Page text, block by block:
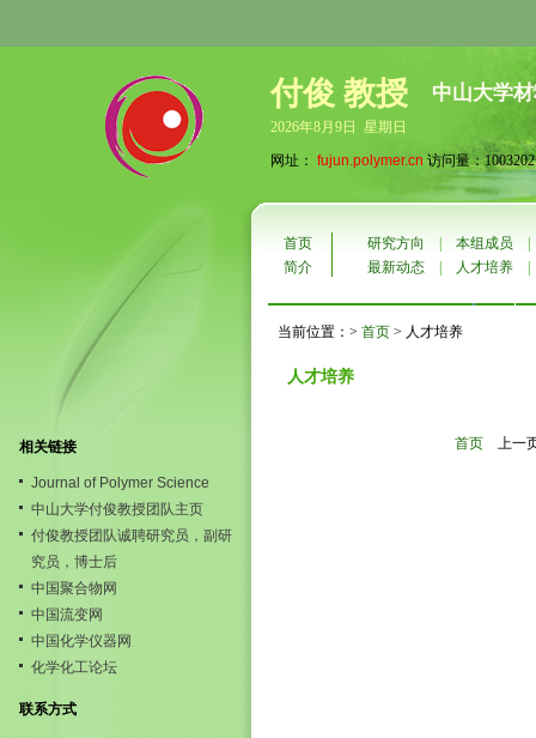
付俊 教授 中山大学
2026年8月9日 星期日
网址： fujun.polymer.cn 访问量：1003202
相关链接
Journal of Polymer Science
中山大学付俊教授团队主页
付俊教授团队诚聘研究员，副研
究员，博士后
中国聚合物网
中国流变网
中国化学仪器网
化学化工论坛
联系方式
首页 研究方向 本组成员
简介
最新动态 人才培养
当前位置：> 首页 > 人才培养
人才培养
首页 上一